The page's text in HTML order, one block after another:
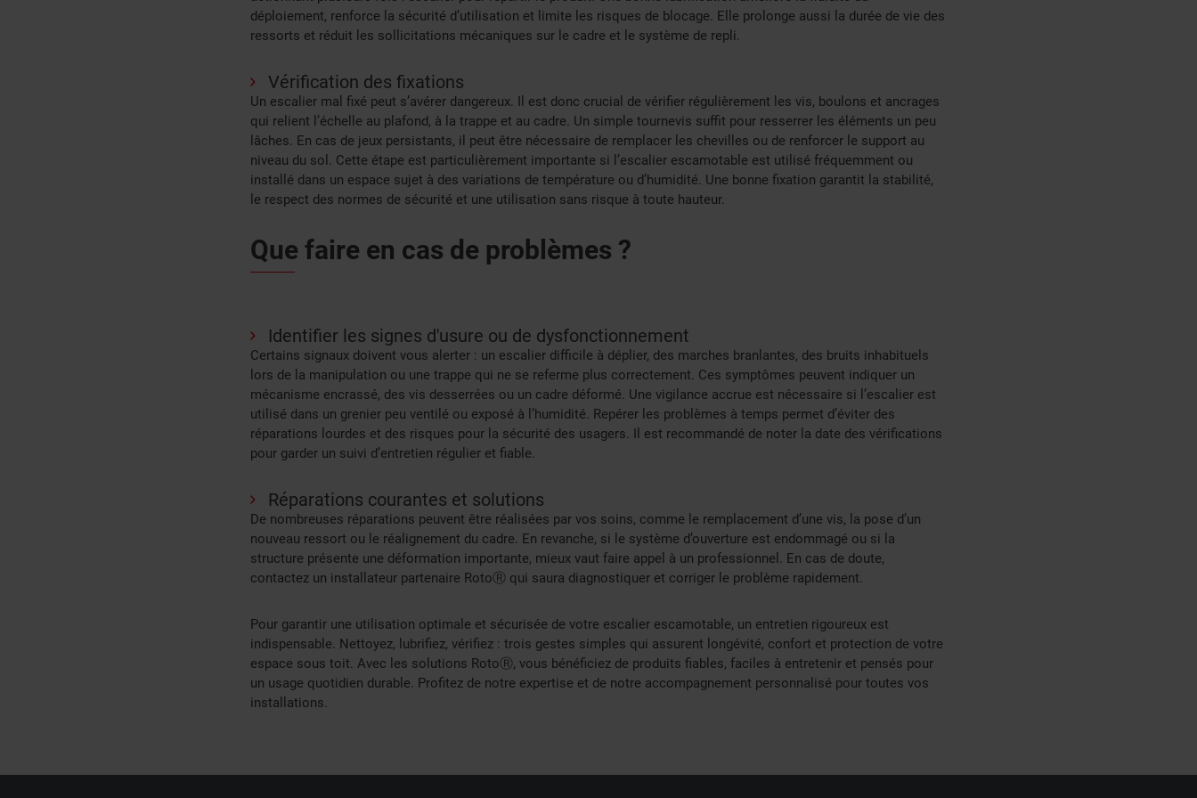
déploiement, renforce la sécurité d’utilisation et limite les risques de blocage. Elle prolonge aussi la durée de vie des
ressorts et réduit les sollicitations mécaniques sur le cadre et le système de repli.
Vérification des fixations
Un escalier mal fixé peut s’avérer dangereux. Il est donc crucial de vérifier régulièrement les vis, boulons et ancrages
qui relient l’échelle au plafond, à la trappe et au cadre. Un simple tournevis suffit pour resserrer les éléments un peu
lâches. En cas de jeux persistants, il peut être nécessaire de remplacer les chevilles ou de renforcer le support au
niveau du sol. Cette étape est particulièrement importante si l’escalier escamotable est utilisé fréquemment ou
installé dans un espace sujet à des variations de température ou d’humidité. Une bonne fixation garantit la stabilité,
le respect des normes de sécurité et une utilisation sans risque à toute hauteur.
Que faire en cas de problèmes ?
Identifier les signes d'usure ou de dysfonctionnement
Certains signaux doivent vous alerter : un escalier difficile à déplier, des marches branlantes, des bruits inhabituels
lors de la manipulation ou une trappe qui ne se referme plus correctement. Ces symptômes peuvent indiquer un
mécanisme encrassé, des vis desserrées ou un cadre déformé. Une vigilance accrue est nécessaire si l’escalier est
utilisé dans un grenier peu ventilé ou exposé à l’humidité. Repérer les problèmes à temps permet d’éviter des
réparations lourdes et des risques pour la sécurité des usagers. Il est recommandé de noter la date des vérifications
pour garder un suivi d’entretien régulier et fiable.
Réparations courantes et solutions
De nombreuses réparations peuvent être réalisées par vos soins, comme le remplacement d’une vis, la pose d’un
nouveau ressort ou le réalignement du cadre. En revanche, si le système d’ouverture est endommagé ou si la
structure présente une déformation importante, mieux vaut faire appel à un professionnel. En cas de doute,
contactez un installateur partenaire RotoⓇ qui saura diagnostiquer et corriger le problème rapidement.
Pour garantir une utilisation optimale et sécurisée de votre escalier escamotable, un entretien rigoureux est
indispensable. Nettoyez, lubrifiez, vérifiez : trois gestes simples qui assurent longévité, confort et protection de votre
espace sous toit. Avec les solutions RotoⓇ, vous bénéficiez de produits fiables, faciles à entretenir et pensés pour
un usage quotidien durable. Profitez de notre expertise et de notre accompagnement personnalisé pour toutes vos
installations.